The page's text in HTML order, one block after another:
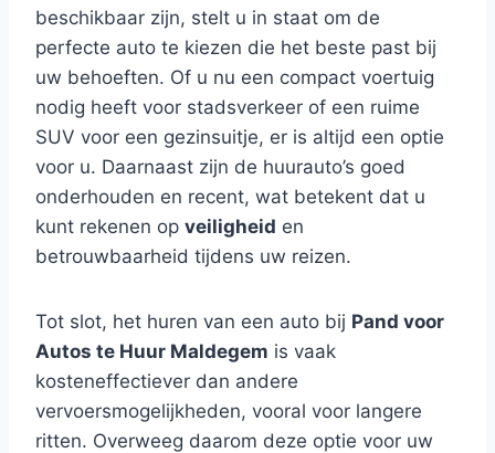
beschikbaar zijn, stelt u in staat om de
perfecte auto te kiezen die het beste past bij
uw behoeften. Of u nu een compact voertuig
nodig heeft voor stadsverkeer of een ruime
SUV voor een gezinsuitje, er is altijd een optie
voor u. Daarnaast zijn de huurauto’s goed
onderhouden en recent, wat betekent dat u
kunt rekenen op veiligheid en
betrouwbaarheid tijdens uw reizen.
Tot slot, het huren van een auto bij Pand voor
Autos te Huur Maldegem is vaak
kosteneffectiever dan andere
vervoersmogelijkheden, vooral voor langere
ritten. Overweeg daarom deze optie voor uw